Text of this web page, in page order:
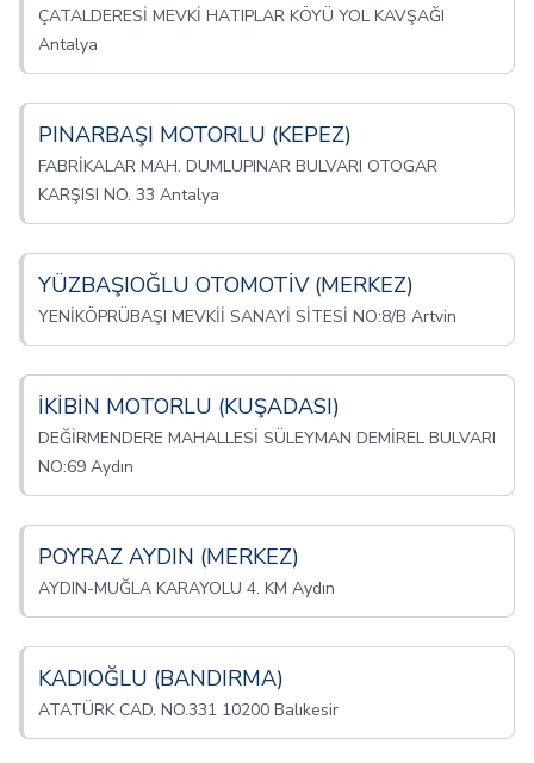
ÇATALDERESİ MEVKİ HATIPLAR KÖYÜ YOL KAVŞAĞI
Antalya
PINARBAŞI MOTORLU (KEPEZ)
FABRİKALAR MAH. DUMLUPINAR BULVARI OTOGAR
KARŞISI NO. 33 Antalya
YÜZBAŞIOĞLU OTOMOTİV (MERKEZ)
YENİKÖPRÜBAŞI MEVKİİ SANAYİ SİTESİ NO:8/B Artvin
İKİBİN MOTORLU (KUŞADASI)
DEĞİRMENDERE MAHALLESİ SÜLEYMAN DEMİREL BULVARI
NO:69 Aydın
POYRAZ AYDIN (MERKEZ)
AYDIN-MUĞLA KARAYOLU 4. KM Aydın
KADIOĞLU (BANDIRMA)
ATATÜRK CAD. NO.331 10200 Balıkesir